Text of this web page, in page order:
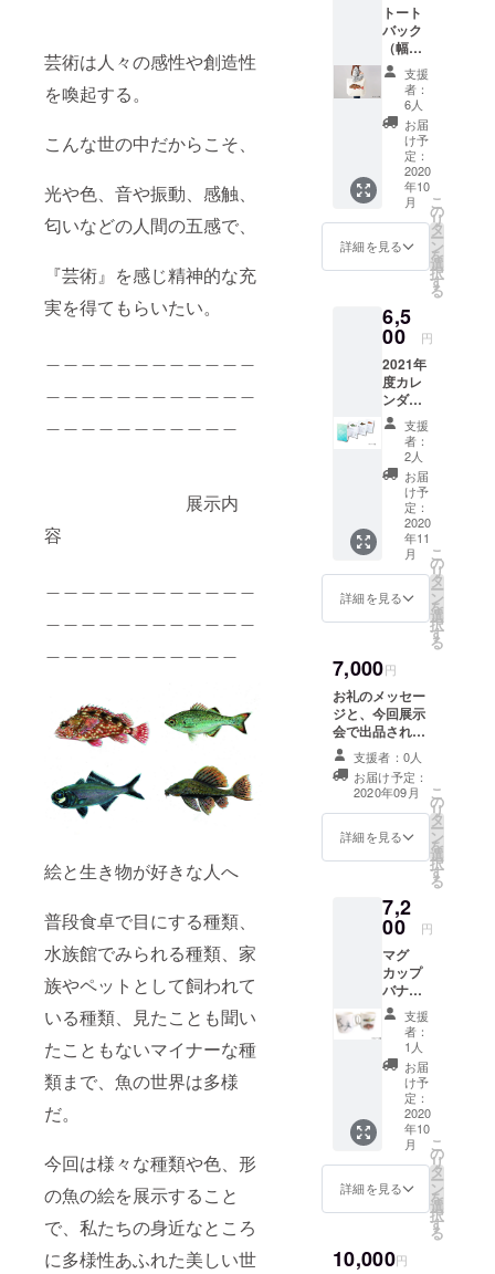
芸術は人々の感性や創造性
を喚起する。
こんな世の中だからこそ、
光や色、音や振動、感触、
匂いなどの人間の五感で、
『芸術』を感じ精神的な充
実を得てもらいたい。
展示内
容
絵と生き物が好きな人へ
普段食卓で目にする種類、
水族館でみられる種類、家
族やペットとして飼われて
いる種類、見たことも聞い
たこともないマイナーな種
類まで、魚の世界は多様
だ。
今回は様々な種類や色、形
の魚の絵を展示すること
で、私たちの身近なところ
に多様性あふれた美しい世
トート
バック
（幅約
480ｘ高
さ400ｍ
ｍ） バ
ナンさ
んの魚
トート
バック
をお届
けしま
す。 写
真はイ
メージ
図で
支援
者：
6人
お届
け予
定：
2020
年10
月
詳細を見る
こ
の
リ
タ
ー
ン
を
選
択
す
る
6,5
00 円
2021年
度カレ
ンダー
来年度
のジャ
バラ折
りカレ
ンダー
をお届
けしま
す。 写
真はイ
メージ
です。
展示に
出す写
未公開
の絵が
カレン
ダーに
入って
いま
す。
支援
者：
2人
お届
け予
定：
2020
年11
月
詳細を見る
こ
の
リ
タ
ー
ン
を
選
択
す
る
7,000円
お礼のメッセー
ジと、今回展示
会で出品される
作品などに関す
る限定のポスト
カード5枚組を9
月にお届けさせ
ていただきま
す。
支援者：0人
お届け予定：
2020年09月
詳細を見る
こ
の
リ
タ
ー
ン
を
選
択
す
る
7,2
00 円
マグ
カップ
バナン
さんの
絵をプ
リント
したマ
グカッ
プ（1
個）を
お届け
しま
す。
支援
者：
1人
お届
け予
定：
2020
年10
月
詳細を見る
こ
の
リ
タ
ー
ン
を
選
択
す
る
10,000円